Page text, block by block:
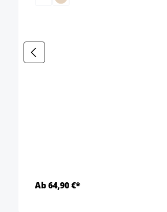
Ab 64,90 €*